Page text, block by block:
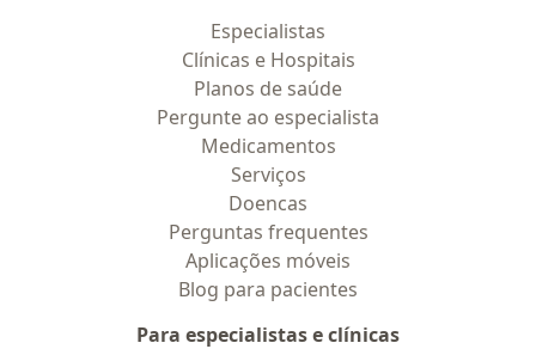
Especialistas
Clínicas e Hospitais
Planos de saúde
Pergunte ao especialista
Medicamentos
Serviços
Doencas
Perguntas frequentes
Aplicações móveis
Blog para pacientes
Para especialistas e clínicas